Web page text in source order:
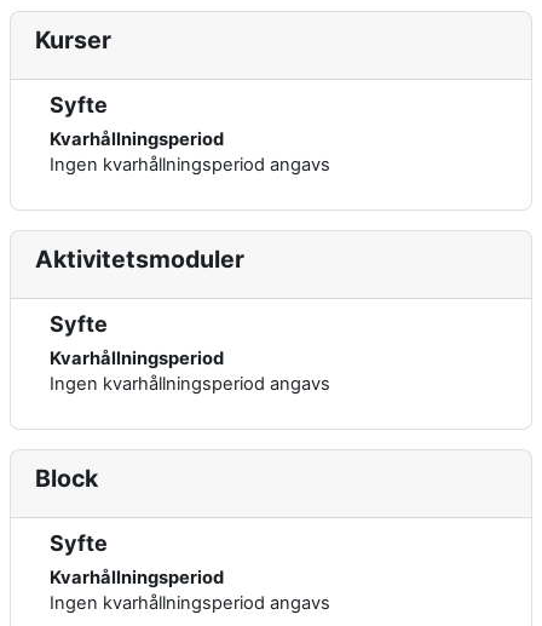
Kurser
Syfte
Kvarhållningsperiod
Ingen kvarhållningsperiod angavs
Aktivitetsmoduler
Syfte
Kvarhållningsperiod
Ingen kvarhållningsperiod angavs
Block
Syfte
Kvarhållningsperiod
Ingen kvarhållningsperiod angavs